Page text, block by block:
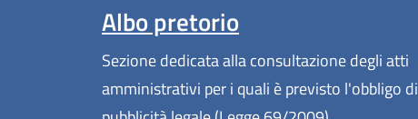
Albo pretorio
Sezione dedicata alla consultazione degli atti
amministrativi per i quali è previsto l'obbligo di